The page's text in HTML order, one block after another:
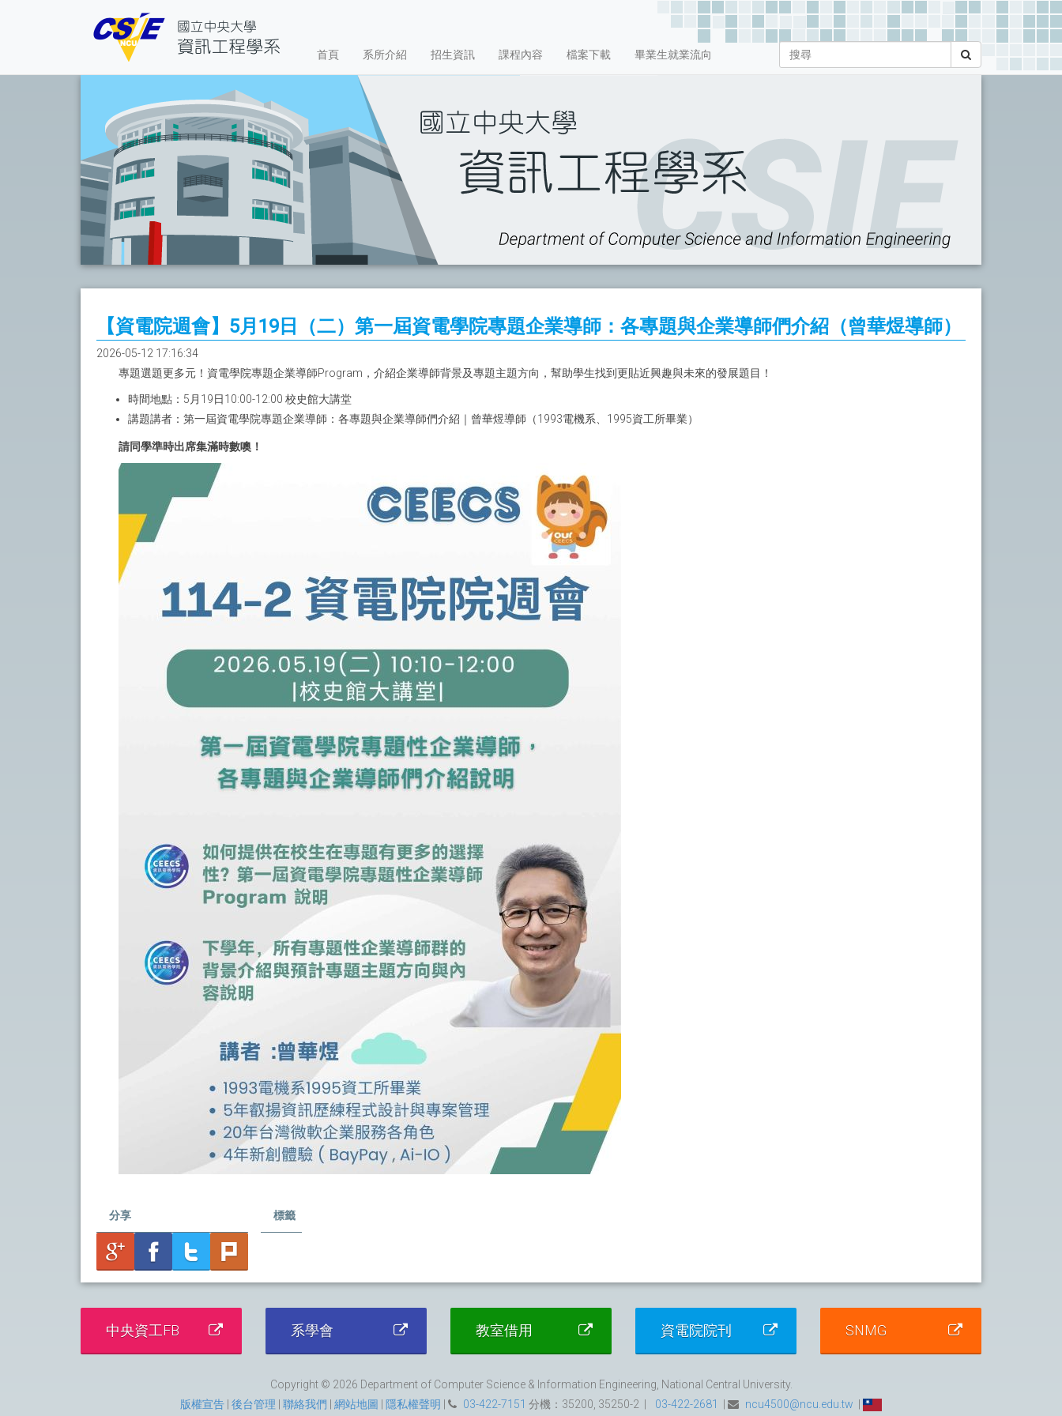
首頁 系所介紹 招生資訊 課程內容 檔案下載 畢業生就業流向
【資電院週會】5月19日（二）第一屆資電學院專題企業導師：各專題與企業導師們介紹（曾華煜導師）
2026-05-12 17:16:34
專題選題更多元！資電學院專題企業導師Program，介紹企業導師背景及專題主題方向，幫助學生找到更貼近興趣與未來的發展題目！
時間地點：5月19日10:00-12:00 校史館大講堂
講題講者：第一屆資電學院專題企業導師：各專題與企業導師們介紹｜曾華煜導師（1993電機系、1995資工所畢業）
請同學準時出席集滿時數噢！
分享 標籤
中央資工FB 系學會 教室借用 資電院院刊 SNMG
Copyright © 2026 Department of Computer Science & Information Engineering, National Central University.
版權宣告 後台管理 聯絡我們 網站地圖 隱私權聲明 03-422-7151 分機：35200, 35250-2 | 03-422-2681 ncu4500@ncu.edu.tw